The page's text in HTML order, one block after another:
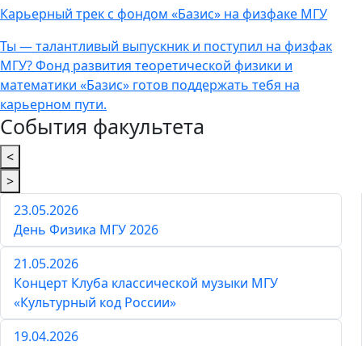
Карьерный трек с фондом «Базис» на физфаке МГУ
Ты — талантливый выпускник и поступил на физфак
МГУ? Фонд развития теоретической физики и
математики «Базис» готов поддержать тебя на
карьерном пути.
События факультета
<
>
23.05.2026
День Физика МГУ 2026
21.05.2026
Концерт Клуба классической музыки МГУ
«Культурный код России»
19.04.2026